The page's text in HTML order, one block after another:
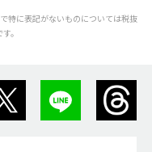
特に表記がないものについては税抜
。